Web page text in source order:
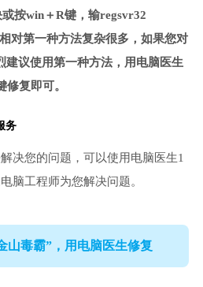
按win＋R键，输regsvr32
对第一种方法复杂很多，如果您对
建议使用第一种方法，用电脑医生
复即可。
务
决您的问题，可以使用电脑医生1
脑工程师为您解决问题。
山毒霸”，用电脑医生修复